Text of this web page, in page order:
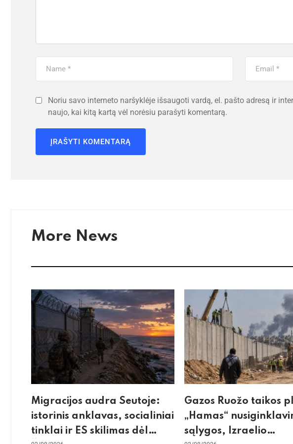
Noriu savo interneto naršyklėje išsaugoti vardą, el. pašto adresą ir
naujo, kai kitą kartą vėl norėsiu parašyti komentarą.
More News
Migracijos audra Seutoje:
istorinis anklavas, socialiniai
tinklai ir ES skilimas dėl
Gazos Ruožo taikos
„Hamas“
sąlygos, Izraelio